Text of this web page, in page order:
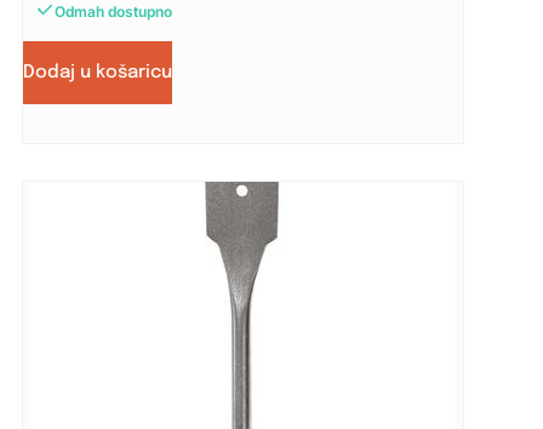
Odmah dostupno
Dodaj u košaricu